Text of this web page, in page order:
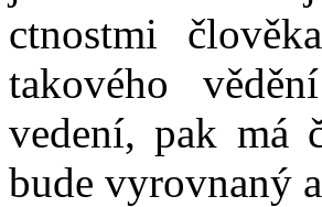
ctnostmi
takového
vedení, pak má
bude vyrovnaný